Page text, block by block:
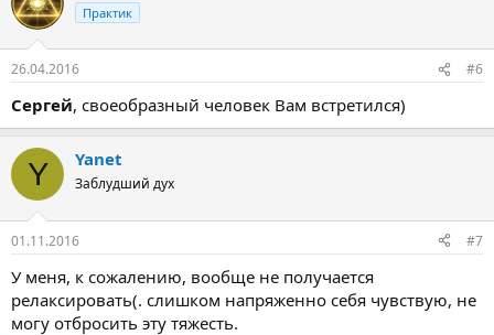
Практик
26.04.2016 #6
Сергей, своеобразный человек Вам встретился)
Y Yanet
Заблудший дух
01.11.2016 #7
У меня, к сожалению, вообще не получается
релаксировать(. слишком напряженно себя чувствую, не
могу отбросить эту тяжесть.